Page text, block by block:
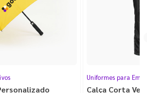
Uniformes para
Calça Corta